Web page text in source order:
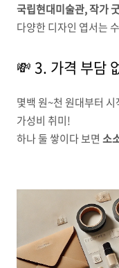
국립현대미술관, 작가
다양한 디자인 엽서는
💸 3. 가격 부담
몇백 원~천 원대부터 시
가성비 취미!
하나 둘 쌓이다 보면 소